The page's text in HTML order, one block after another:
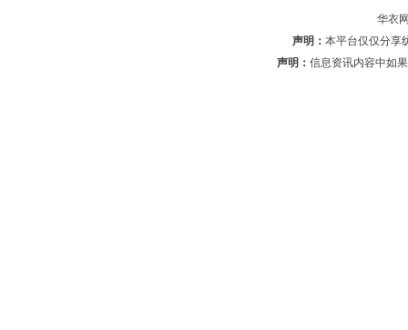
华衣
声明： 本平台仅仅分享
声明： 信息资讯内容中如